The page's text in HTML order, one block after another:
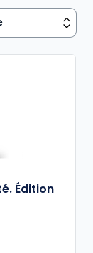
Édition